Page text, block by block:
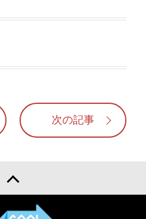
次の記事